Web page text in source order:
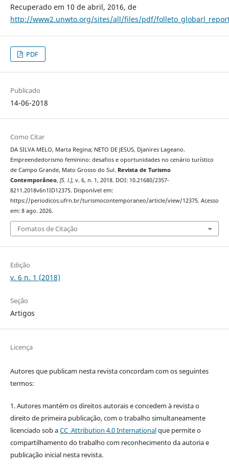
Recuperado em 10 de abril, 2016, de
http://www2.unwto.org/sites/all/files/pdf/
PDF
Publicado
14-06-2018
Como Citar
DA SILVA MELO, Marta Regina; NETO DE JESUS, Djanires Lageano.
Empreendedorismo feminino: desafios e oportunidades no cenário turístico
de Campo Grande, Mato Grosso do Sul. Revista de Turismo
Contemporâneo, [S. l.], v. 6, n. 1, 2018. DOI: 10.21680/2357-
8211.2018v6n1ID12375. Disponível em:
https://periodicos.ufrn.br/turismocontemporaneo/article/view/12375. Acesso
em: 8 ago. 2026.
Fomatos de Citação
Edição
v. 6 n. 1 (2018)
Seção
Artigos
Licença
Autores que publicam nesta revista concordam com os seguintes
termos:
1. Autores mantém os direitos autorais e concedem à revista o
direito de primeira publicação, com o trabalho simultaneamente
licenciado sob aCC Attribution 4.0 Internationalque permite o
compartilhamento do trabalho com reconhecimento da autoria e
publicação inicial nesta revista.